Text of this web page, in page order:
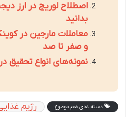
اصطلاح لوریج در ارز
بدانید
معاملات مارجین در
و صفر تا صد
نمونه‌های انواع تحقیق
دسته های هم موضوع رژیم